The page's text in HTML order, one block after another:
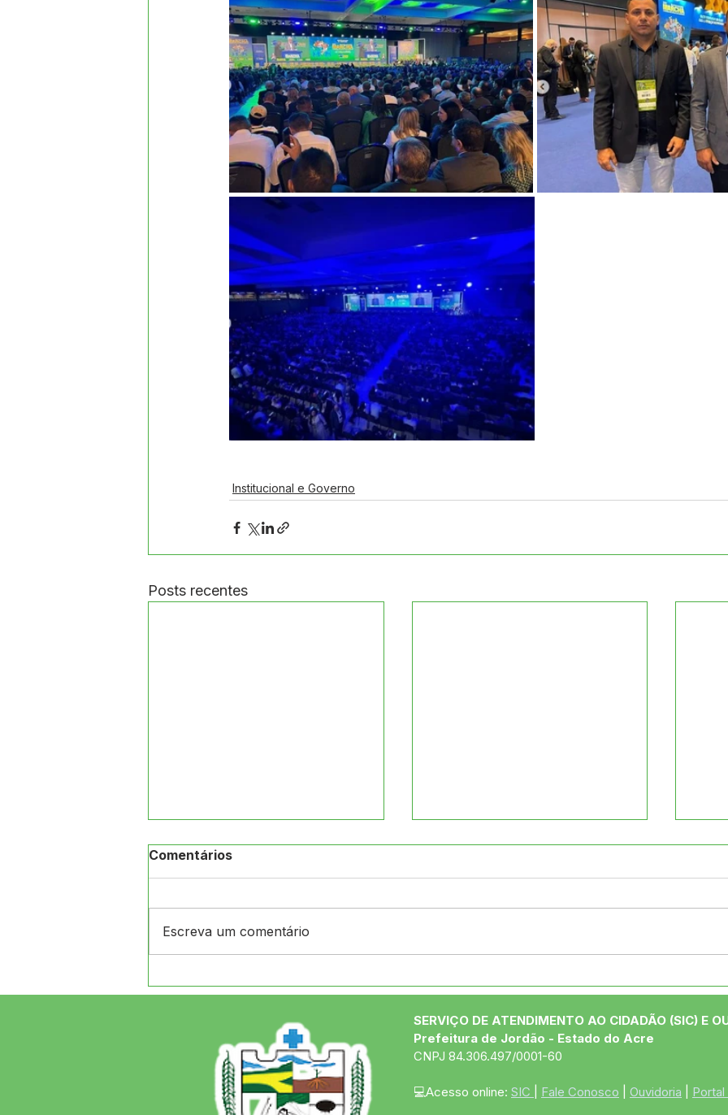
Institucional e Governo
Posts recentes
Secretaria de Assistência
Aldeia Arco-Íris, levando
orientações, atividades e
atendimento às famílias
indígenas.
origens e celebra o talento
da juventude jordãoense
Comentários
Escreva um comentário
SERVIÇO DE ATENDIMENTO AO CIDADÃO (SIC) E
Prefeitura de Jordão - Estado do Acre
CNPJ 84.306.497/0001-60
💻Acesso online: SIC Fale Conosco Ouvidoria